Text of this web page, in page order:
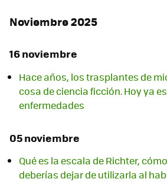
Noviembre 2025
16 noviembre
Hace años, los trasplantes de
cosa de ciencia ficción. Hoy ya
enfermedades
05 noviembre
Qué es la escala de Richter,
deberías dejar de utilizarla al